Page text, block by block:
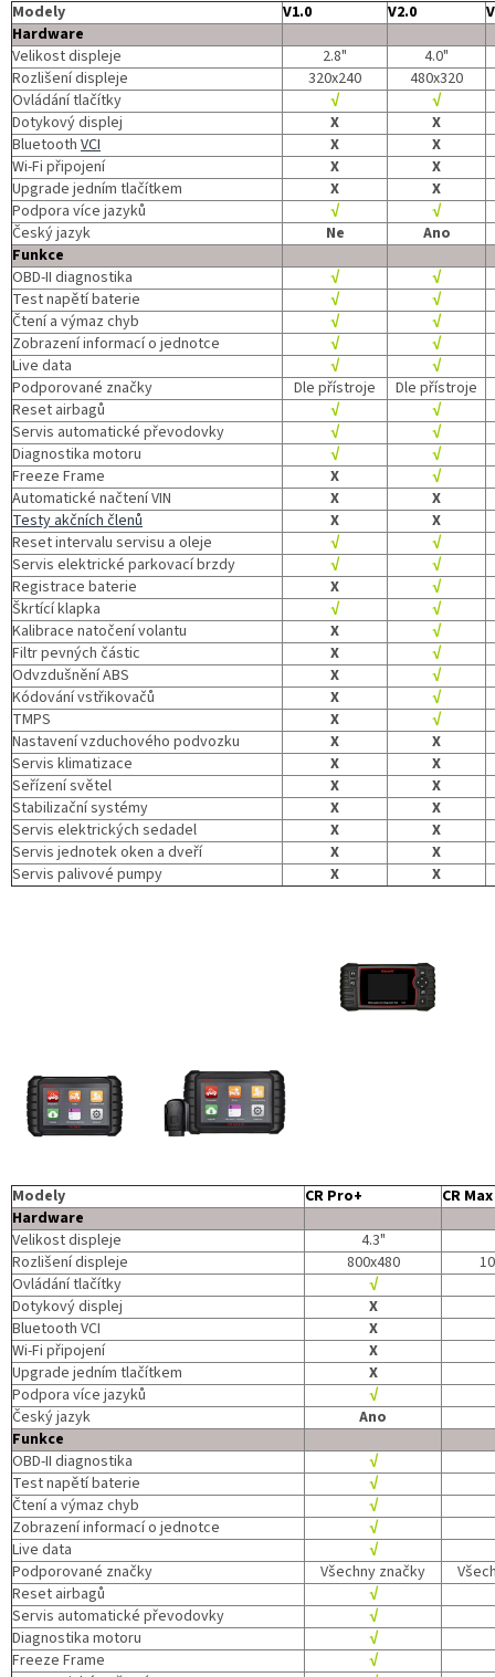
Modely V1.0 V2.0
Hardware
Velikost displeje
2.8"
4.0"
Rozlišení displeje
320x240
480x320
Ovládání tlačítky
√
√
Dotykový displej
X
X
Bluetooth VCI X
X
Wi-Fi připojení
X
X
Upgrade jedním tlačítkem
X
X
Podpora více jazyků
√
√
Český jazyk
Ne
Ano
Funkce
OBD-II diagnostika
√
√
Test napětí baterie
√
√
Čtení a výmaz chyb
√
√
Zobrazení informací o jednotce
√
√
Live data
√
√
Podporované značky
Dle přístroje Dle přístroje
Reset airbagů
√
√
Servis automatické převodovky
√
√
Diagnostika motoru
√
√
Freeze Frame
X
√
Automatické načtení VIN
X
X
Testy akčních členů
X
X
Reset intervalu servisu a oleje
√
√
Servis elektrické parkovací brzdy
√
√
Registrace baterie
X
√
Škrtící klapka
√
√
Kalibrace natočení volantu
X
√
Filtr pevných částic
X
√
Odvzdušnění ABS
X
√
Kódování vstřikovačů
X
√
TMPS
X
√
Nastavení vzduchového podvozku
X
X
Servis klimatizace
X
X
Seřízení světel
X
X
Stabilizační systémy
X
X
Servis elektrických sedadel
X
X
Servis jednotek oken a dveří
X
X
Servis palivové pumpy
X X
Modely CR Pro+
CR Max
Hardware
Velikost displeje
4.3"
Rozlišení displeje
800x480
Ovládání tlačítky
√
Dotykový displej
X
Bluetooth VCI
X
Wi-Fi připojení
X
Upgrade jedním tlačítkem
X
Podpora více jazyků
√
Český jazyk
Ano
Funkce
OBD-II diagnostika
√
Test napětí baterie
√
Čtení a výmaz chyb
√
Zobrazení informací o jednotce
√
Live data
√
Podporované značky
Všechny značky
Reset airbagů
√
Servis automatické převodovky
√
Diagnostika motoru
√
Freeze Frame
√